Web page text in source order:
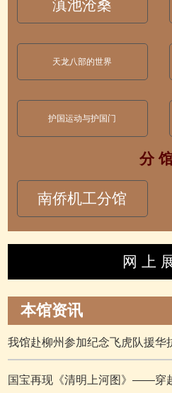
滇池沧桑
天龙八部的世界
护国运动与护国门
分
南侨机工分馆
网 上
本馆资讯
我馆赴柳州参加纪念飞虎队援华
国宝再现《清明上河图》——穿